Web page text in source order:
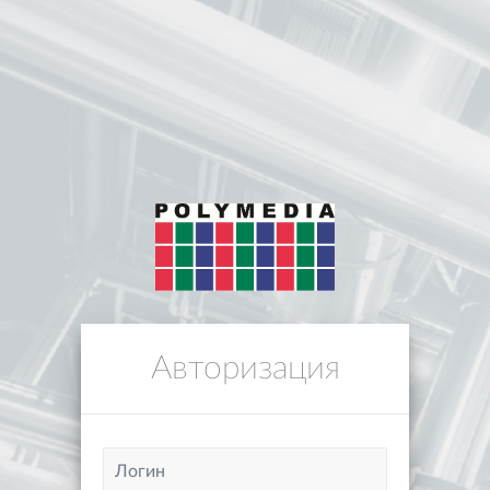
Авторизация